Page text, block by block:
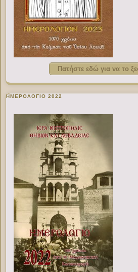
Πατήστε εδώ για να το
ΗΜΕΡΟΛΟΓΙΟ 2022